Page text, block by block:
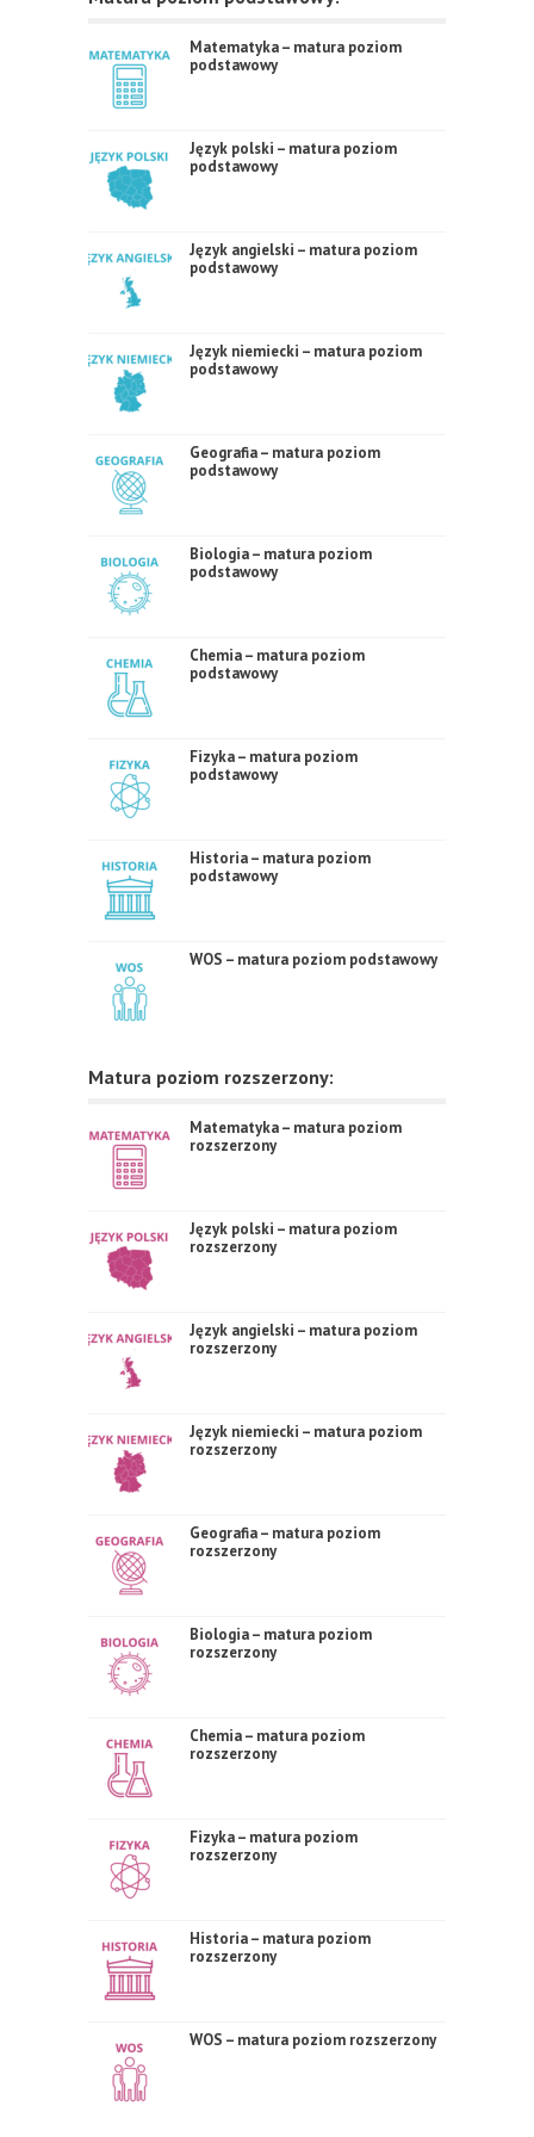
Matematyka – matura poziom
podstawowy
Język polski – matura poziom
podstawowy
Język angielski – matura poziom
podstawowy
Język niemiecki – matura poziom
podstawowy
Geografia – matura poziom
podstawowy
Biologia – matura poziom
podstawowy
Chemia – matura poziom
podstawowy
Fizyka – matura poziom
podstawowy
Historia – matura poziom
podstawowy
WOS – matura poziom podstawowy
Matura poziom rozszerzony:
Matematyka – matura poziom
rozszerzony
Język polski – matura poziom
rozszerzony
Język angielski – matura poziom
rozszerzony
Język niemiecki – matura poziom
rozszerzony
Geografia – matura poziom
rozszerzony
Biologia – matura poziom
rozszerzony
Chemia – matura poziom
rozszerzony
Fizyka – matura poziom
rozszerzony
Historia – matura poziom
rozszerzony
WOS – matura poziom rozszerzony